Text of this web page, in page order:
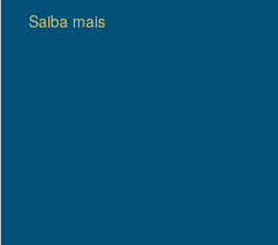
Saiba mais